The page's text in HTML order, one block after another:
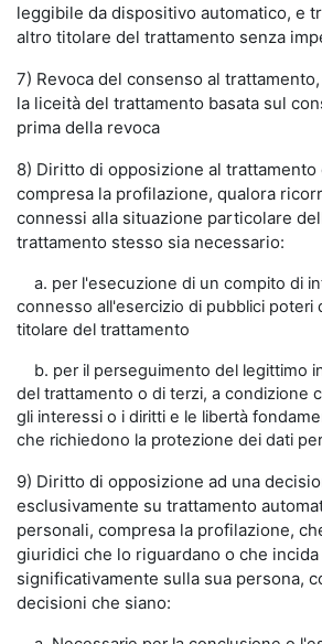
leggibile da dispositivo automatico, e
altro titolare del trattamento senza
7) Revoca del consenso al
la liceità del trattamento basata sul
prima della revoca
8) Diritto di opposizione al trattamento
compresa la profilazione, qualora
connessi alla situazione particolare
trattamento stesso sia necessario:
a. per l'esecuzione di un compito di
connesso all'esercizio di pubblici poteri
titolare del trattamento
b. per il perseguimento del legittimo
del trattamento o di terzi, a condizione
gli interessi o i diritti e le libertà
che richiedono la protezione dei dati
9) Diritto di opposizione ad una
esclusivamente su trattamento
personali, compresa la profilazione,
giuridici che lo riguardano o che
significativamente sulla sua persona,
decisioni che siano: